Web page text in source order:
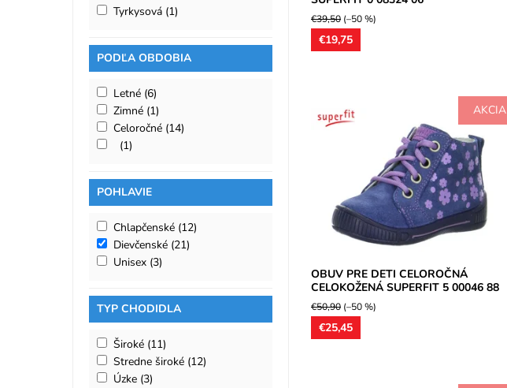
€39,50 (–50 %)
€19,75
AKCIA
Celokožené celoročné dievčenské
topánky, ultraľahké, bočné zipsové
zapínanie, jemne ortopedicky tvarované
Dostupnosť:
Skladom
Značka:
Superfit
Záruka:
2 roky
OBUV PRE DETI CELOROČNÁ
CELOKOŽENÁ SUPERFIT 5 00046 88
€50,90 (–50 %)
€25,45
Tyrkysová (1)
PODĽA OBDOBIA
Letné (6)
Zimné (1)
Celoročné (14)
(1)
POHLAVIE
Chlapčenské (12)
Dievčenské (21)
Unisex (3)
TYP CHODIDLA
Široké (11)
Stredne široké (12)
Úzke (3)